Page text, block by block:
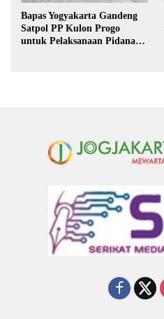
Bapas Yogyakarta Gandeng
Satpol PP Kulon Progo
untuk Pelaksanaan Pidana